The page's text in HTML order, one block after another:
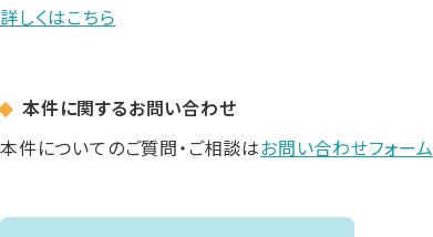
詳しくはこちら
本件に関するお問い合わせ
本件についてのご質問・ご相談はお問い合わせフォーム